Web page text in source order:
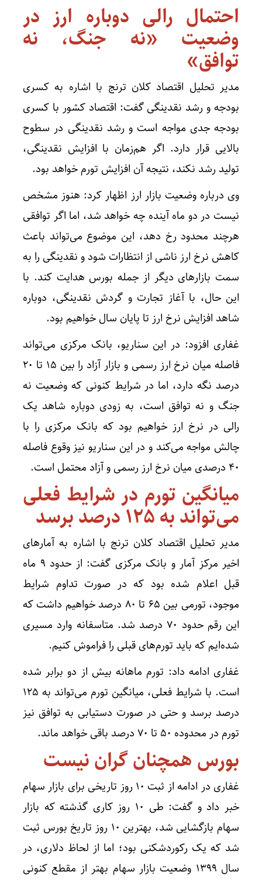
احتمال رالی دوباره ارز در
وضعیت «نه جنگ، نه
توافق»
مدیر تحلیل اقتصاد کلان ترنج با اشاره به کسری
بودجه و رشد نقدینگی گفت: اقتصاد کشور با کسری
بودجه جدی مواجه است و رشد نقدینگی در سطوح
بالایی قرار دارد. اگر هم‌زمان با افزایش نقدینگی،
تولید رشد نکند، نتیجه آن افزایش تورم خواهد بود.
وی درباره وضعیت بازار ارز اظهار کرد: هنوز مشخص
نیست در دو ماه آینده چه خواهد شد، اما اگر توافقی
هرچند محدود رخ دهد، این موضوع می‌تواند باعث
کاهش نرخ ارز ناشی از انتظارات شود و نقدینگی را به
سمت بازار‌های دیگر از جمله بورس هدایت کند. با
این حال، با آغاز تجارت و گردش نقدینگی، دوباره
شاهد افزایش نرخ ارز تا پایان سال خواهیم بود.
غفاری افزود: در این سناریو، بانک مرکزی می‌تواند
فاصله میان نرخ ارز رسمی و بازار آزاد را بین ۱۵ تا ۲۰
درصد نگه دارد، اما در شرایط کنونی که وضعیت نه
جنگ و نه توافق است، به زودی دوباره شاهد یک
رالی در نرخ ارز خواهیم بود که بانک مرکزی را با
چالش مواجه می‌کند و در این سناریو نیز وقوع فاصله
۴۰ درصدی میان نرخ ارز رسمی و آزاد محتمل است.
میانگین تورم در شرایط فعلی
می‌تواند به ۱۲۵ درصد برسد
مدیر تحلیل اقتصاد کلان ترنج با اشاره به آمار‌های
اخیر مرکز آمار و بانک مرکزی گفت: از حدود ۹ ماه
قبل اعلام شده بود که در صورت تداوم شرایط
موجود، تورمی بین ۶۵ تا ۸۰ درصد خواهیم داشت که
این رقم حدود ۷۰ درصد شد. متاسفانه وارد مسیری
شده‌ایم که باید تورم‌های قبلی را فراموش کنیم.
غفاری ادامه داد: تورم ماهانه بیش از دو برابر شده
است. با شرایط فعلی، میانگین تورم می‌تواند به ۱۲۵
درصد برسد و حتی در صورت دستیابی به توافق نیز
تورم در محدوده ۵۰ تا ۷۰ درصد باقی خواهد ماند.
بورس همچنان گران نیست
غفاری در ادامه از ثبت ۱۰ روز تاریخی برای بازار سهام
خبر داد و گفت: طی ۱۰ روز کاری گذشته که بازار
سهام بازگشایی شد، بهترین ۱۰ روز تاریخ بورس ثبت
شد که یک رکوردشکنی بود؛ اما از لحاظ دلاری، در
سال ۱۳۹۹ وضعیت بازار سهام بهتر از مقطع کنونی